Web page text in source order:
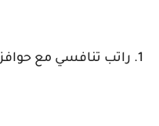
1. راتب تنافسي مع حوافز جذابة تعتمد على الأداء.